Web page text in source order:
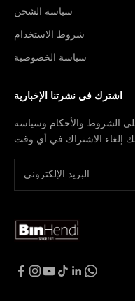
سياسة الشحن
شروط الاستخدام
سياسة الخصوصية
اشترك في نشرتنا الإخبارية
الشروط والأحكام وسياسة